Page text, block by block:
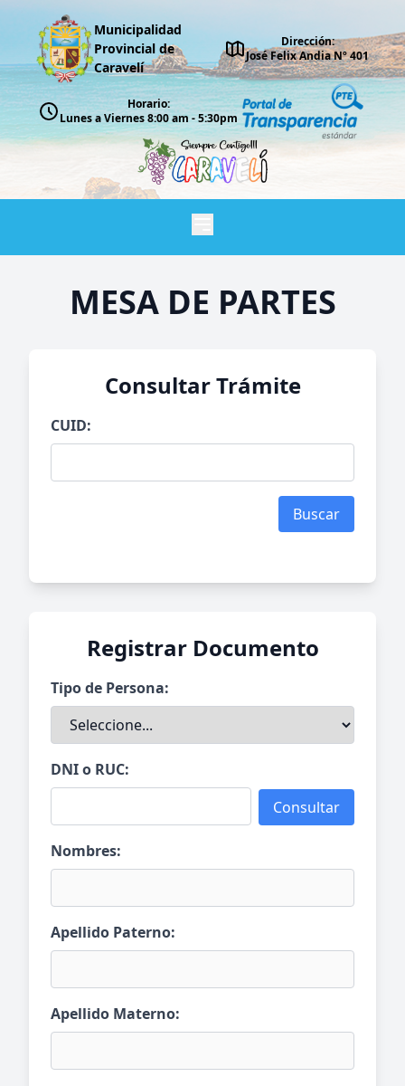
Municipalidad
Provincial de
Caravelí
Dirección:
José Felix Andia Nº 401
Horario:
Lunes a Viernes 8:00 am - 5:30pm
MESA DE PARTES
Consultar Trámite
CUID:
Buscar
Registrar Documento
Tipo de Persona:
DNI o RUC:
Consultar
Nombres:
Apellido Paterno:
Apellido Materno: